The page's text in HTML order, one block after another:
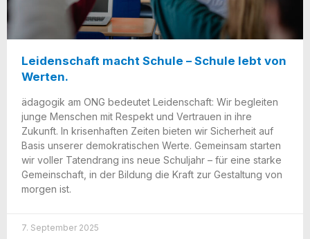
Leidenschaft macht Schule – Schule lebt von
Werten.
ädago­gik am ONG bedeu­tet Lei­den­schaft: Wir beglei­ten
jun­ge Men­schen mit Respekt und Ver­trau­en in ihre
Zukunft. In kri­sen­haf­ten Zei­ten bie­ten wir Sicher­heit auf
Basis unse­rer demo­kra­ti­schen Wer­te. Gemein­sam star­ten
wir vol­ler Taten­drang ins neue Schul­jahr – für eine star­ke
Gemein­schaft, in der Bil­dung die Kraft zur Gestal­tung von
mor­gen ist.
7. September 2025